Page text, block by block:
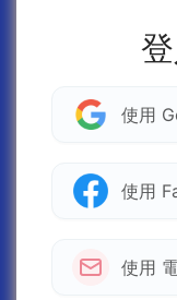
使用
使用
使用